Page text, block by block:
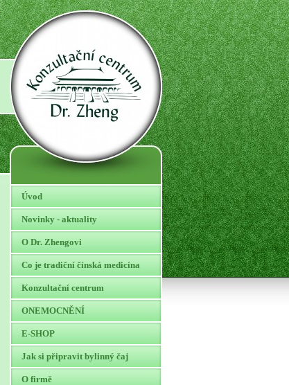
Úvod
Novinky - aktuality
O Dr. Zhengovi
Co je tradiční čínská medicína
Konzultační centrum
ONEMOCNĚNÍ
E-SHOP
Jak si připravit bylinný čaj
O firmě